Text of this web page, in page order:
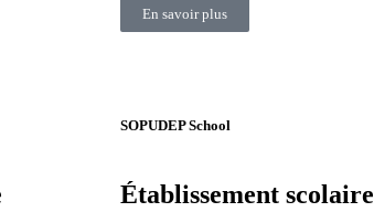
En savoir plus
SOPUDEP School
Établissement scolaire